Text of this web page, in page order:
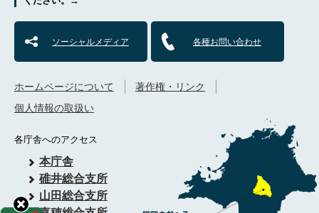
ソーシャルメディア 各種お問い合わせ
各庁舎へのアクセス
本庁舎
碓井総合支所
山田総合支所
ホームページについて
著作権・リンク
個人情報の取扱い